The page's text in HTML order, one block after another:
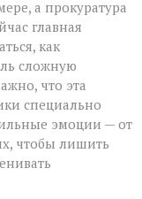
а прокуратура
главная
как
сложную
что эта
специально
эмоции — от
чтобы лишить